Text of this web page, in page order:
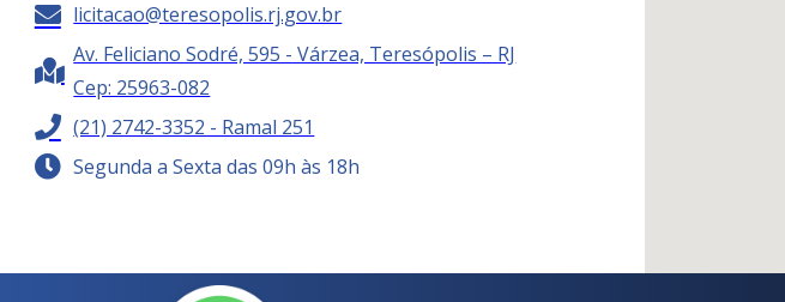
licitacao@teresopolis.rj.gov.br
Av. Feliciano Sodré, 595 - Várzea, Teresópolis – RJ
Cep: 25963-082
(21) 2742-3352 - Ramal 251
Segunda a Sexta das 09h às 18h